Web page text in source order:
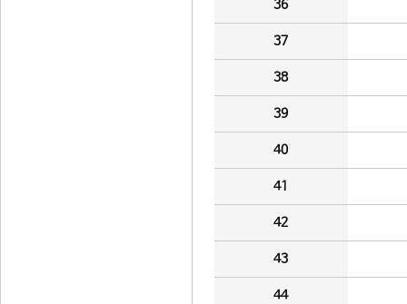
36
37
38
39
40
41
42
43
44